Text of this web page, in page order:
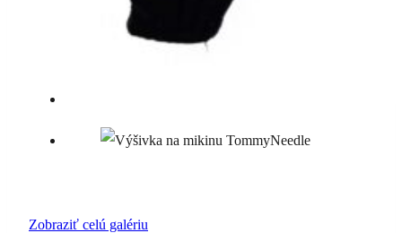
Zobraziť celú galériu